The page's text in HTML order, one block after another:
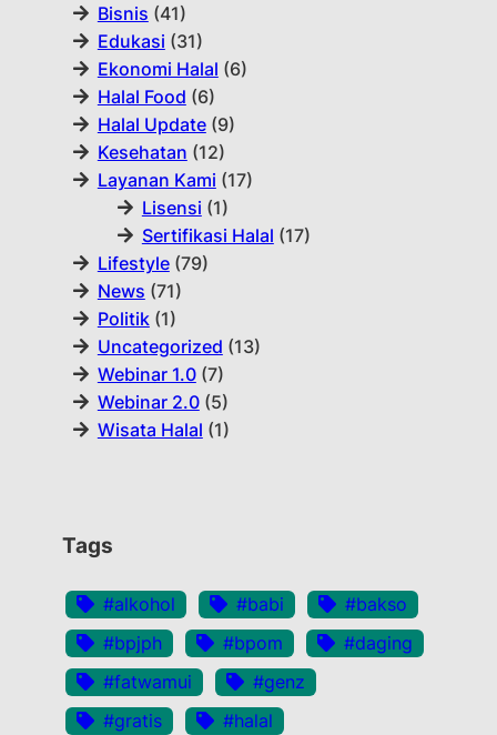
Bisnis (41)
Edukasi (31)
Ekonomi Halal (6)
Halal Food (6)
Halal Update(9)
Kesehatan (12)
Layanan Kami (17)
Lisensi (1)
Sertifikasi Halal (17)
Lifestyle(79)
News (71)
Politik(1)
Uncategorized (13)
Webinar 1.0(7)
Webinar 2.0(5)
Wisata Halal (1)
Tags
#alkohol #babi
#bakso
#bpjph
#bpom
#daging
#fatwamui
#genz
#gratis
#halal